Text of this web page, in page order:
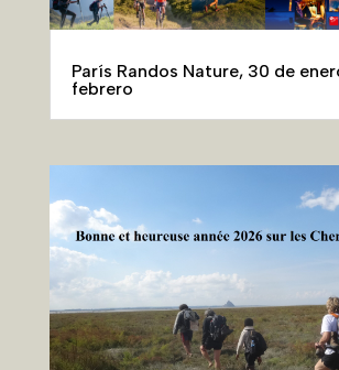
París Randos Nature, 30 de
febrero